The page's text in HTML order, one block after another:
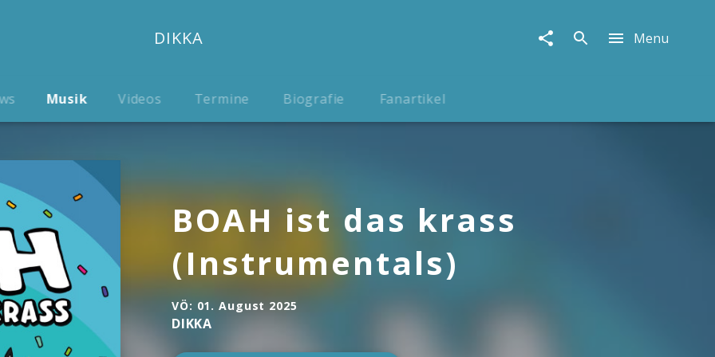
DIKKA Menu
Musik Videos Termine Biografie Fanartikel
BOAH ist das krass
(Instrumentals)
VÖ: 01. August 2025
DIKKA